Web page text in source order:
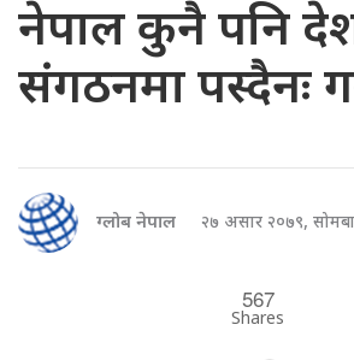
नेपाल कुनै पनि
संगठनमा पस्दैनः
ग्लोब नेपाल २७ असार २०७९,
567
Shares